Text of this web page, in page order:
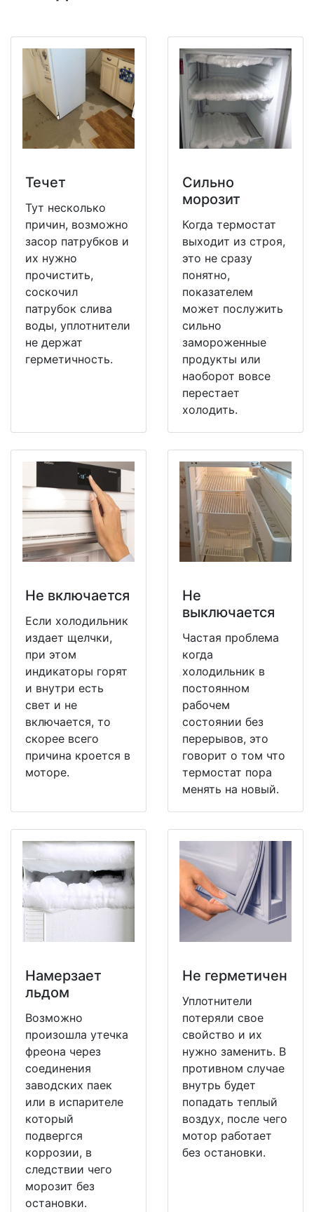
Течет
Тут несколько
причин, возможно
засор патрубков и
их нужно
прочистить,
соскочил
патрубок слива
воды, уплотнители
не держат
герметичность.
Сильно
морозит
Когда термостат
выходит из строя,
это не сразу
понятно,
показателем
может послужить
сильно
замороженные
продукты или
наоборот вовсе
перестает
холодить.
Не включается
Если холодильник
издает щелчки,
при этом
индикаторы горят
и внутри есть
свет и не
включается, то
скорее всего
причина кроется в
моторе.
Не
выключается
Частая проблема
когда
холодильник в
постоянном
рабочем
состоянии без
перерывов, это
говорит о том что
термостат пора
менять на новый.
Намерзает
льдом
Возможно
произошла утечка
фреона через
соединения
заводских паек
или в испарителе
который
подвергся
коррозии, в
следствии чего
морозит без
остановки.
Не герметичен
Уплотнители
потеряли свое
свойство и их
нужно заменить. В
противном случае
внутрь будет
попадать теплый
воздух, после чего
мотор работает
без остановки.